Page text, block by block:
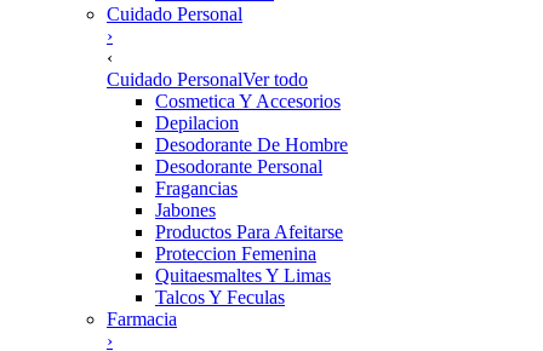
Cuidado Personal
›
‹
Cuidado PersonalVer todo
Cosmetica Y Accesorios
Depilacion
Desodorante De Hombre
Desodorante Personal
Fragancias
Jabones
Productos Para Afeitarse
Proteccion Femenina
Quitaesmaltes Y Limas
Talcos Y Feculas
Farmacia
›